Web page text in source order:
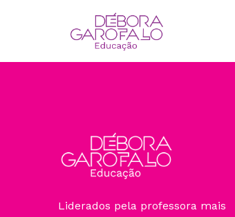
Liderados pela professora mais